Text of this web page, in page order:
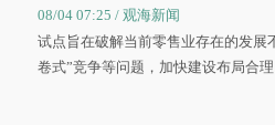
08/04 07:25 / 观海新闻
试点旨在破解当前零售业存在的发展
卷式”竞争等问题，加快建设布局合